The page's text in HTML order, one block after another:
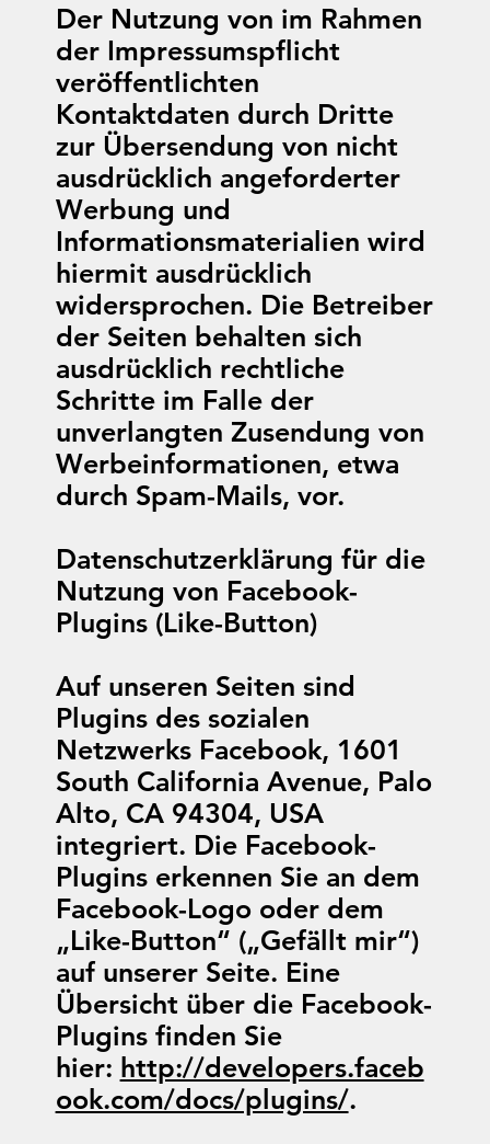
Der Nutzung von im Rahmen
der Impressumspflicht
veröffentlichten
Kontaktdaten durch Dritte
zur Übersendung von nicht
ausdrücklich angeforderter
Werbung und
Informationsmaterialien wird
hiermit ausdrücklich
widersprochen. Die Betreiber
der Seiten behalten sich
ausdrücklich rechtliche
Schritte im Falle der
unverlangten Zusendung von
Werbeinformationen, etwa
durch Spam-Mails, vor.
Datenschutzerklärung für die
Nutzung von Facebook-
Plugins (Like-Button)
Auf unseren Seiten sind
Plugins des sozialen
Netzwerks Facebook, 1601
South California Avenue, Palo
Alto, CA 94304, USA
integriert. Die Facebook-
Plugins erkennen Sie an dem
Facebook-Logo oder dem
„Like-Button“ („Gefällt mir“)
auf unserer Seite. Eine
Übersicht über die Facebook-
Plugins finden Sie
hier: http://developers.faceb
ook.com/docs/plugins/.